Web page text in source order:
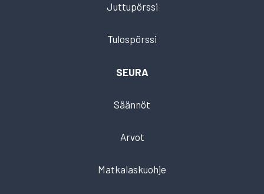
Juttupörssi
Tulospörssi
SEURA
Säännöt
Arvot
Matkalaskuohje